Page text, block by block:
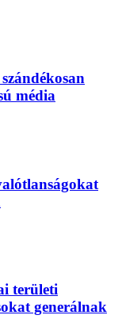
média
területi
generálnak